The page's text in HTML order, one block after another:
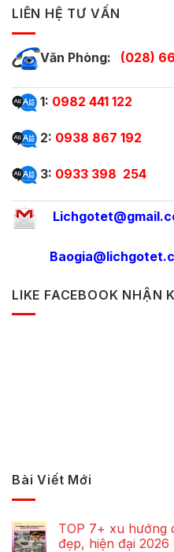
LIÊN HỆ TƯ VẤN
Văn Phòng: (028)
1: 0982 441 122
2: 0938 867 192
3: 0933 398 254
LIKE FACEBOOK NHẬN
Bài Viết Mới
TOP 7+ xu hướng
đẹp, hiện đại 2026